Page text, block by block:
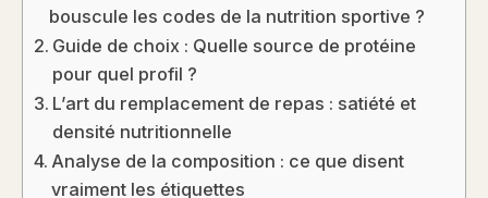
bouscule les codes de la nutrition sportive ?
Guide de choix : Quelle source de protéine
pour quel profil ?
L’art du remplacement de repas : satiété et
densité nutritionnelle
Analyse de la composition : ce que disent
vraiment les étiquettes